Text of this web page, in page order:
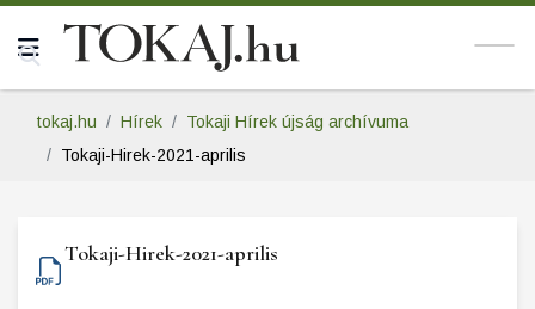
tokaj.hu Hírek
Tokaji Hírek újság archívuma
Tokaji-Hirek-2021-aprilis
Tokaji-Hirek-2021-aprilis